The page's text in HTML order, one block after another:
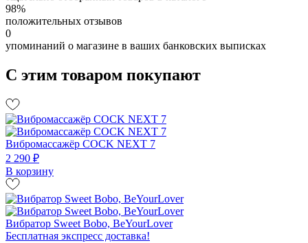
98%
положительных отзывов
0
упоминаний о магазине в ваших банковских выписках
С этим товаром покупают
Вибромассажёр COCK NEXT 7
2 290 ₽
В корзину
Вибратор Sweet Bobo, BeYourLover
Бесплатная экспресс доставка!